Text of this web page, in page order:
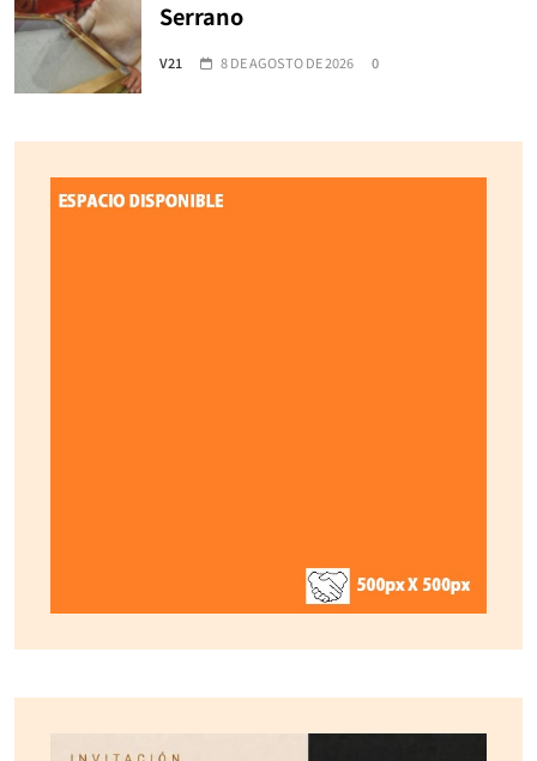
Serrano
V21 8 DE AGOSTO DE 2026 0